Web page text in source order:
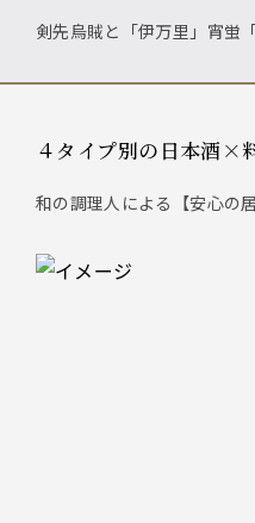
剣先烏賊と「伊万里」宵
４タイプ別の日本酒×
和の調理人による【安心の